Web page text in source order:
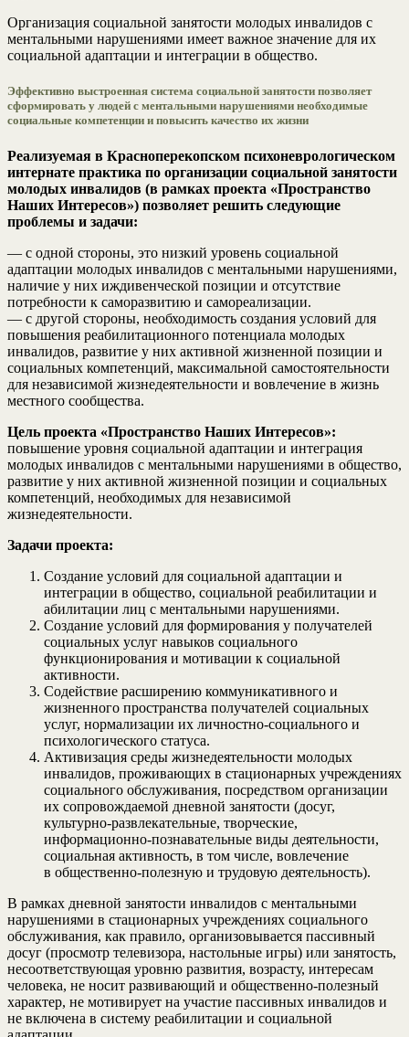
Организация социальной занятости молодых инвалидов с
ментальными нарушениями имеет важное значение для их
социальной адаптации и интеграции в общество.
Эффективно выстроенная система социальной занятости позволяет
сформировать у людей с ментальными нарушениями необходимые
социальные компетенции и повысить качество их жизни
Реализуемая в Красноперекопском психоневрологическом
интернате практика по организации социальной занятости
молодых инвалидов (в рамках проекта «Пространство
Наших Интересов») позволяет решить следующие
проблемы и задачи:
— с одной стороны, это низкий уровень социальной
адаптации молодых инвалидов с ментальными нарушениями,
наличие у них иждивенческой позиции и отсутствие
потребности к саморазвитию и самореализации.
— с другой стороны, необходимость создания условий для
повышения реабилитационного потенциала молодых
инвалидов, развитие у них активной жизненной позиции и
социальных компетенций, максимальной самостоятельности
для независимой жизнедеятельности и вовлечение в жизнь
местного сообщества.
Цель проекта «Пространство Наших Интересов»:
повышение уровня социальной адаптации и интеграция
молодых инвалидов с ментальными нарушениями в общество,
развитие у них активной жизненной позиции и социальных
компетенций, необходимых для независимой
жизнедеятельности.
Задачи проекта:
Создание условий для социальной адаптации и
интеграции в общество, социальной реабилитации и
абилитации лиц с ментальными нарушениями.
Создание условий для формирования у получателей
социальных услуг навыков социального
функционирования и мотивации к социальной
активности.
Содействие расширению коммуникативного и
жизненного пространства получателей социальных
услуг, нормализации их личностно-социального и
психологического статуса.
Активизация среды жизнедеятельности молодых
инвалидов, проживающих в стационарных учреждениях
социального обслуживания, посредством организации
их сопровождаемой дневной занятости (досуг,
культурно-развлекательные, творческие,
информационно-познавательные виды деятельности,
социальная активность, в том числе, вовлечение
в общественно-полезную и трудовую деятельность).
В рамках дневной занятости инвалидов с ментальными
нарушениями в стационарных учреждениях социального
обслуживания, как правило, организовывается пассивный
досуг (просмотр телевизора, настольные игры) или занятость,
несоответствующая уровню развития, возрасту, интересам
человека, не носит развивающий и общественно-полезный
характер, не мотивирует на участие пассивных инвалидов и
не включена в систему реабилитации и социальной